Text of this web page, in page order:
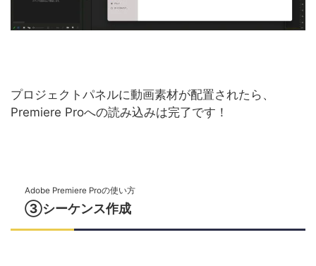
プロジェクトパネルに動画素材が配置されたら、
Premiere Proへの読み込みは完了です！
Adobe Premiere Proの使い方
③シーケンス作成